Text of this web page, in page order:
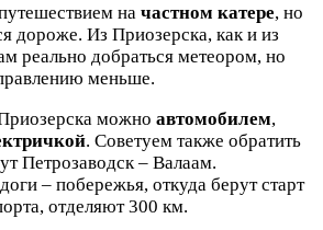
на частном катере, но
дороже. Из Приозерска, как и из
реально добраться метеором, но
меньше.
можно автомобилем,
. Советуем также обратить
Петрозаводск – Валаам.
– побережья, откуда берут старт
отделяют 300 км.